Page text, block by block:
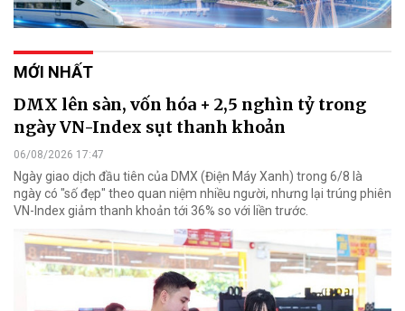
MỚI NHẤT
DMX lên sàn, vốn hóa + 2,5 nghìn tỷ trong
ngày VN-Index sụt thanh khoản
06/08/2026 17:47
Ngày giao dịch đầu tiên của DMX (Điện Máy Xanh) trong 6/8 là
ngày có "số đẹp" theo quan niệm nhiều người, nhưng lại trúng phiên
VN-Index giảm thanh khoản tới 36% so với liền trước.